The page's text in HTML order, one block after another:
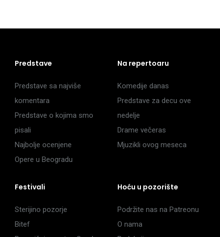
Predstave
Predstave sa najviše
komentara
Predstave o kojima smo
pisali
Najbolje ocenjene
Opere u Beogradu
Na repertoaru
Komedije danas
Predstave za decu ove
nedelje
Drame večeras
Mjuzikli ovog meseca
Festivali
Sterijino pozorje
Bitef
Hoću u pozorište
Podržite nas na Patreonu
O nama